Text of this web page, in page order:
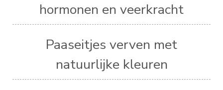
hormonen en veerkracht
Paaseitjes verven met
natuurlijke kleuren